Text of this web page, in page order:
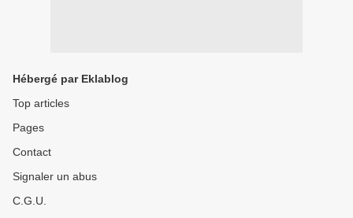
Hébergé par Eklablog
Top articles
Pages
Contact
Signaler un abus
C.G.U.